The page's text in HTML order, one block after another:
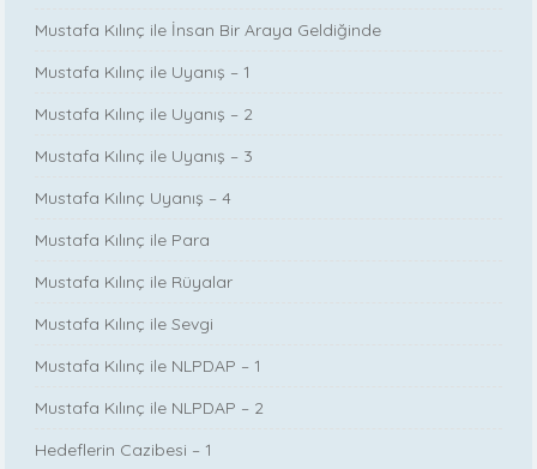
Mustafa Kılınç ile İnsan Bir Araya Geldiğinde
Mustafa Kılınç ile Uyanış – 1
Mustafa Kılınç ile Uyanış – 2
Mustafa Kılınç ile Uyanış – 3
Mustafa Kılınç Uyanış – 4
Mustafa Kılınç ile Para
Mustafa Kılınç ile Rüyalar
Mustafa Kılınç ile Sevgi
Mustafa Kılınç ile NLPDAP – 1
Mustafa Kılınç ile NLPDAP – 2
Hedeflerin Cazibesi – 1